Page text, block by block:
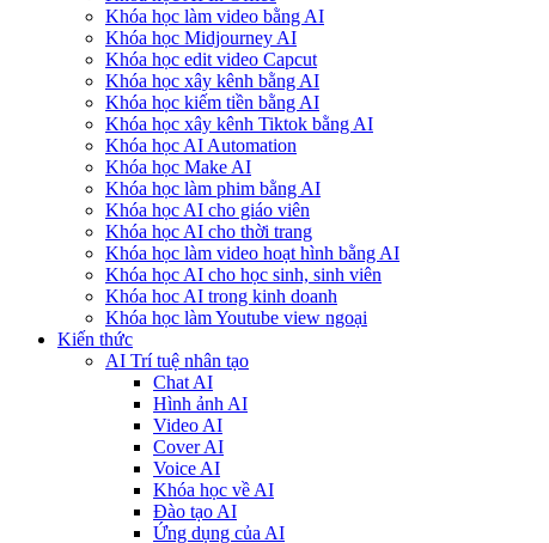
Khóa học làm video bằng AI
Khóa học Midjourney AI
Khóa học edit video Capcut
Khóa học xây kênh bằng AI
Khóa học kiếm tiền bằng AI
Khóa học xây kênh Tiktok bằng AI
Khóa học AI Automation
Khóa học Make AI
Khóa học làm phim bằng AI
Khóa học AI cho giáo viên
Khóa học AI cho thời trang
Khóa học làm video hoạt hình bằng AI
Khóa học AI cho học sinh, sinh viên
Khóa hoc AI trong kinh doanh
Khóa học làm Youtube view ngoại
Kiến thức
AI Trí tuệ nhân tạo
Chat AI
Hình ảnh AI
Video AI
Cover AI
Voice AI
Khóa học về AI
Đào tạo AI
Ứng dụng của AI